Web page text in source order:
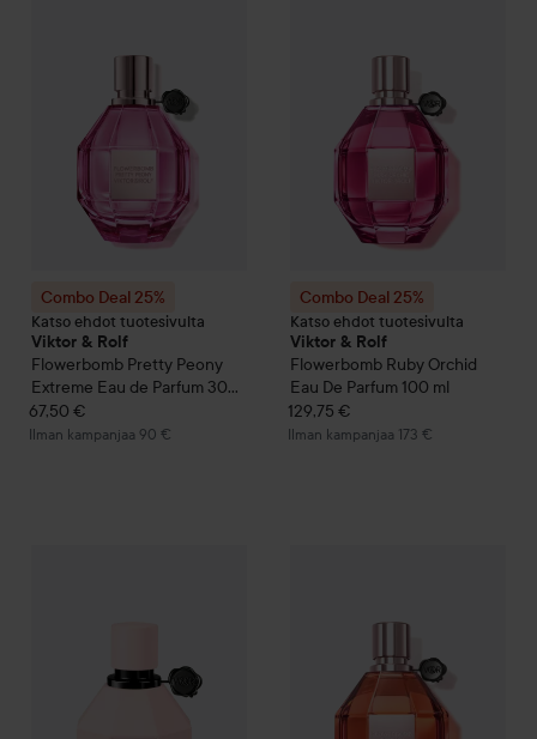
Combo Deal 25%
Katso ehdot tuotesivulta
Viktor & Rolf
Flowerbomb Pretty Peony
Extreme Eau de Parfum 30
ml
67,50 €
Ilman kampanjaa 90 €
Combo Deal 25%
Katso ehdot tuotesivulta
Viktor & Rolf
Flowerbomb Ruby Orchid
Eau De Parfum 100 ml
129,75 €
Ilman kampanjaa 173 €